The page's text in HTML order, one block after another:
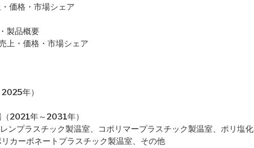
価格・市場シェア
製品概要
上・価格・市場シェア
年）
2021年～2031年）
ンプラスチック製温室、コポリマープラスチック製温室、ポリ塩化
カーボネートプラスチック製温室、その他